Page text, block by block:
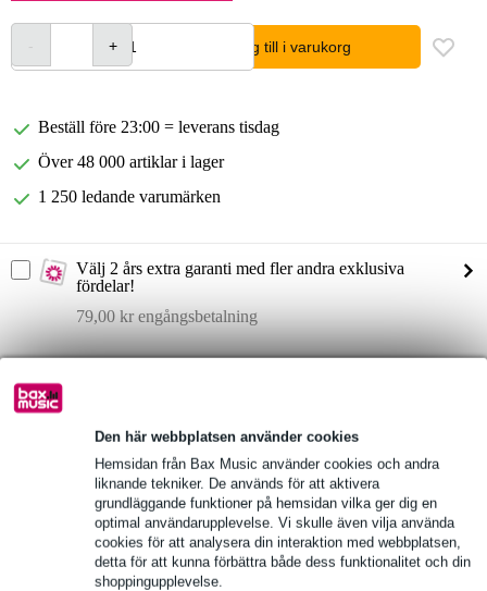
Den här webbplatsen använder cookies
Hemsidan från Bax Music använder cookies och andra
liknande tekniker. De används för att aktivera
grundläggande funktioner på hemsidan vilka ger dig en
optimal användarupplevelse. Vi skulle även vilja använda
cookies för att analysera din interaktion med webbplatsen,
detta för att kunna förbättra både dess funktionalitet och din
shoppingupplevelse.
lägg till i varukorg
Beställ före 23:00 = leverans tisdag
Över 48 000 artiklar i lager
1 250 ledande varumärken
Välj 2 års extra garanti med fler andra exklusiva
fördelar!
79,00 kr engångsbetalning
Konig & Meyer 49123 Rackmonterad förvaring
låda med nyckel
Fullständiga specifikationer
Se även (2)